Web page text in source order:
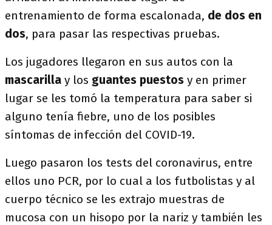
entrenamiento de forma escalonada, de dos en
dos, para pasar las respectivas pruebas.
Los jugadores llegaron en sus autos con la
mascarilla y los guantes puestos y en primer
lugar se les tomó la temperatura para saber si
alguno tenía fiebre, uno de los posibles
síntomas de infección del COVID-19.
Luego pasaron los tests del coronavirus, entre
ellos uno PCR, por lo cual a los futbolistas y al
cuerpo técnico se les extrajo muestras de
mucosa con un hisopo por la nariz y también les